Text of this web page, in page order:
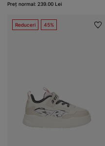
Preț normal: 239.00 Lei
Reduceri 45%